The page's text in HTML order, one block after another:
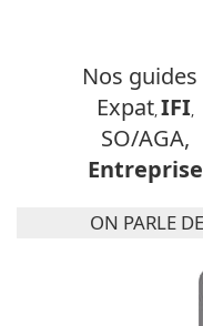
Nos guides
Expat,IFI,
SO/AGA,
Entreprise
ON PARLE